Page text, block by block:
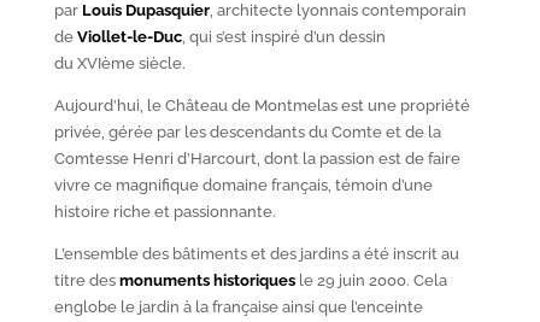
par Louis Dupasquier, architecte lyonnais contemporain
de Viollet-le-Duc, qui s’est inspiré d’un dessin
du XVIèmesiècle.
Aujourd’hui, le Château de Montmelas est une propriété
privée, gérée par les descendants du Comte et de la
Comtesse Henri d’Harcourt, dont la passion est de faire
vivre ce magnifique domaine français, témoin d’une
histoire riche et passionnante.
L’ensemble des bâtiments et des jardins a été inscrit au
titre des monuments historiquesle 29 juin 2000. Cela
englobe le jardin à la française ainsi que l’enceinte